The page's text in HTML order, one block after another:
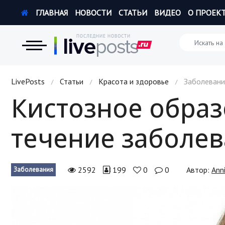
Новости
Экономика
Происшествия
Россия
ГЛАВНАЯ НОВОСТИ СТАТЬИ ВИДЕО О
LivePosts / Статьи / Красота и здоровье /
Кистозное
течение
Заболевания 2592 199 0 0 Автор: Anni